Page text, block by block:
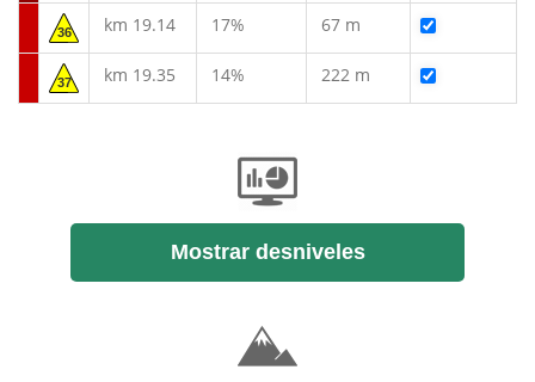
36 km 19.14 17% 67 m
37 km 19.35 14% 222 m
Mostrar desniveles